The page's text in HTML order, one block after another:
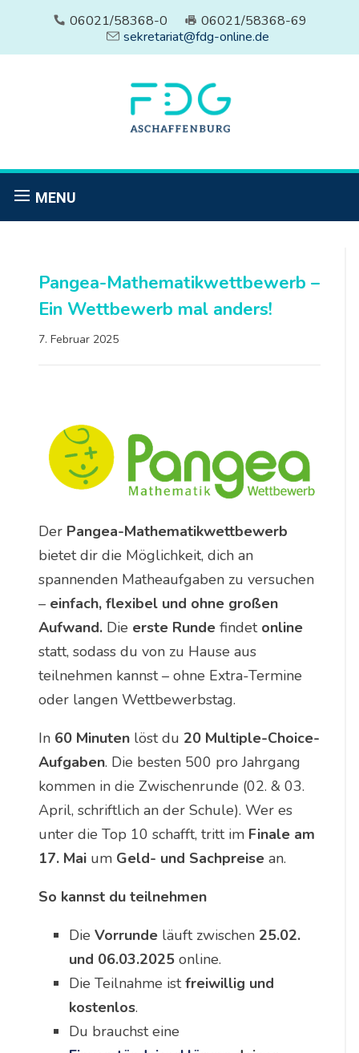
06021/58368-0
06021/58368-69
sekretariat@fdg-online.de
MENU
Pangea-Mathematikwettbewerb –
Ein Wettbewerb mal anders!
7. Februar 2025
Der Pangea-Mathematikwettbewerb
bietet dir die Möglichkeit, dich an
spannenden Matheaufgaben zu versuchen
– einfach, flexibel und ohne großen
Aufwand.Die erste Runde findetonline
statt, sodass du von zu Hause aus
teilnehmen kannst – ohne Extra-Termine
oder langen Wettbewerbstag.
In 60 Minutenlöst du 20 Multiple-Choice-
Aufgaben. Die besten 500 pro Jahrgang
kommen in die Zwischenrunde (02. & 03.
April, schriftlich an der Schule). Wer es
unter die Top 10 schafft, tritt im Finale am
17. Maium Geld- und Sachpreisean.
So kannst du teilnehmen
Die Vorrundeläuft zwischen 25.02.
und 06.03.2025online.
Die Teilnahme istfreiwillig und
kostenlos.
Du brauchst eine